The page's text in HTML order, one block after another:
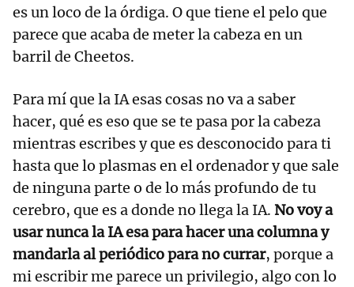
es un loco de la órdiga. O que tiene el pelo que
parece que acaba de meter la cabeza en un
barril de Cheetos.
Para mí que la IA esas cosas no va a saber
hacer, qué es eso que se te pasa por la cabeza
mientras escribes y que es desconocido para ti
hasta que lo plasmas en el ordenador y que sale
de ninguna parte o de lo más profundo de tu
cerebro, que es a donde no llega la IA. No voy a
usar nunca la IA esa para hacer una columna y
mandarla al periódico para no currar, porque a
mi escribir me parece un privilegio, algo con lo